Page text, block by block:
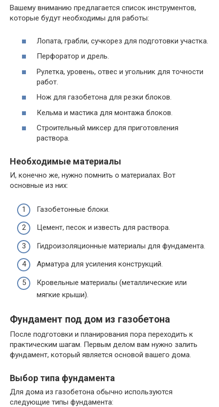
Вашему вниманию предлагается список инструментов,
которые будут необходимы для работы:
Лопата, грабли, сучкорез для подготовки участка.
Перфоратор и дрель.
Рулетка, уровень, отвес и угольник для точности
работ.
Нож для газобетона для резки блоков.
Кельма и мастика для монтажа блоков.
Строительный миксер для приготовления
раствора.
Необходимые материалы
И, конечно же, нужно помнить о материалах. Вот
основные из них:
Газобетонные блоки.
Цемент, песок и известь для раствора.
Гидроизоляционные материалы для фундамента.
Арматура для усиления конструкций.
Кровельные материалы (металлические или
мягкие крыши).
Фундамент под дом из газобетона
После подготовки и планирования пора переходить к
практическим шагам. Первым делом вам нужно залить
фундамент, который является основой вашего дома.
Выбор типа фундамента
Для дома из газобетона обычно используются
следующие типы фундамента: